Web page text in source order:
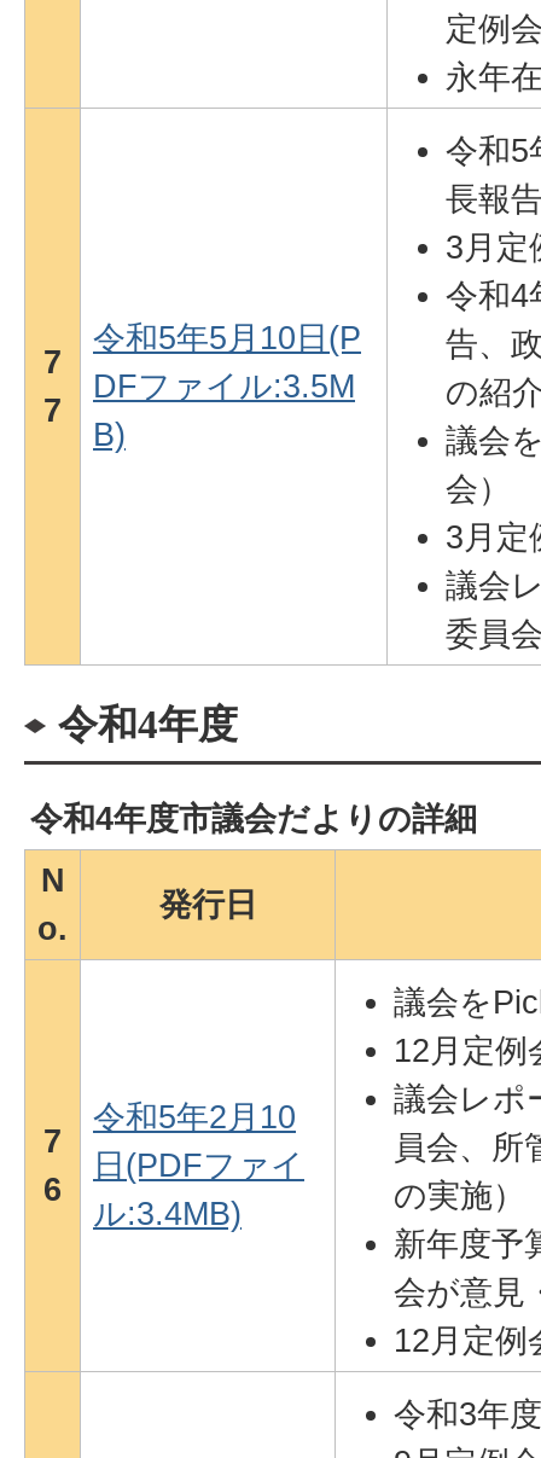
定例
永年
7
7
令和5年5月10日(P
DFファイル:3.5M
B)
令和5
長報
3月定
令和4
告、
の紹
議会
会）
3月定
議会
委員
令和4年度
令和4年度市議会だよりの詳細
N
o.
発行日
7
6
令和5年2月10
日(PDFファイ
ル:3.4MB)
議会を
12月定例
議会レポ
員会、所
の実施）
新年度予
会が意見
12月定例
令和3年